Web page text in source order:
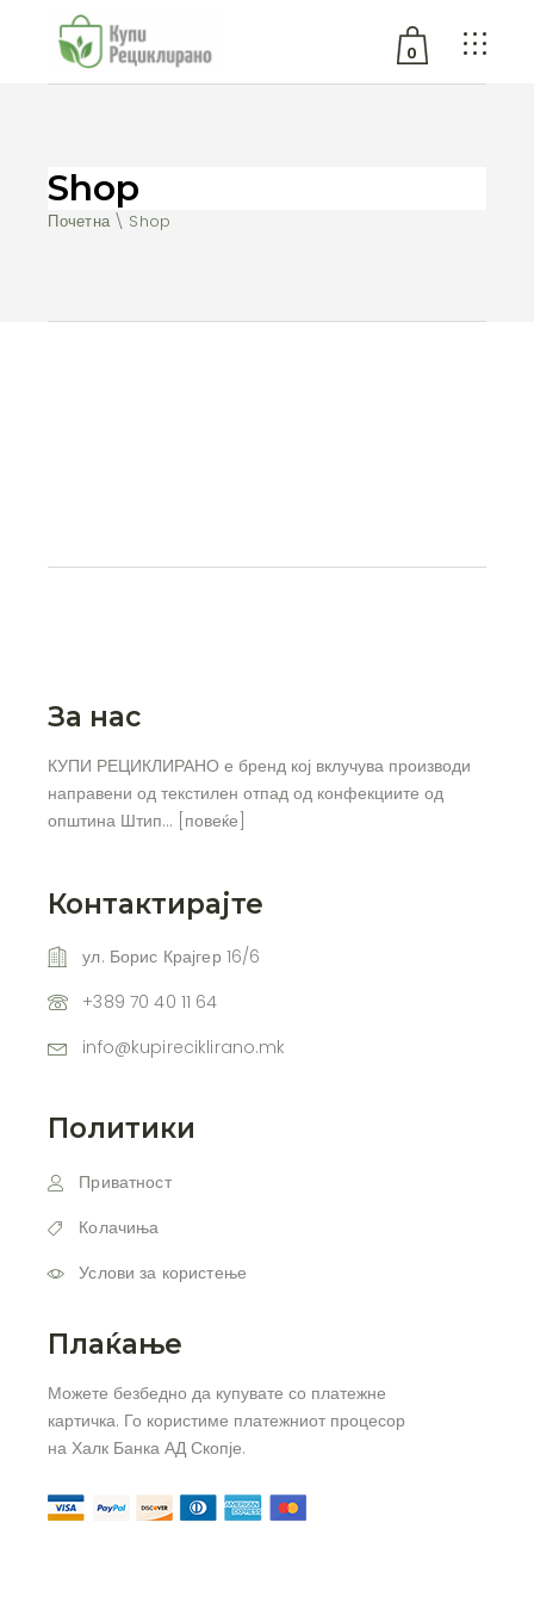
0
Shop
Почетна Shop
За нас
КУПИ РЕЦИКЛИРАНО е бренд кој вклучува производи
направени од текстилен отпад од конфекциите од
општина Штип… [ повеќе
Контактирајте
ул. Борис Крајгер 16/6
+389 70 40 11 64
info@kupireciklirano.mk
Политики
Приватност
Колачиња
Услови за користење
Плаќање
Можете безбедно да купувате со платежне
картичка. Го користиме платежниот процесор
на Халк Банка АД Скопје.